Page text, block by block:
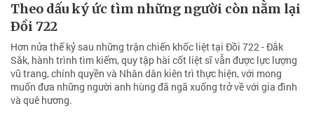
Theo dấu ký ức tìm những người còn nằm lại
Ðồi 722
Hơn nửa thế kỷ sau những trận chiến khốc liệt tại Đồi 722 - Đắk
Sắk, hành trình tìm kiếm, quy tập hài cốt liệt sĩ vẫn được lực lượng
vũ trang, chính quyền và Nhân dân kiên trì thực hiện, với mong
muốn đưa những người anh hùng đã ngã xuống trở về với gia đình
và quê hương.